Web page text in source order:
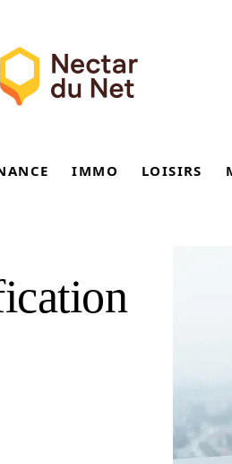
IMMO LOISIRS